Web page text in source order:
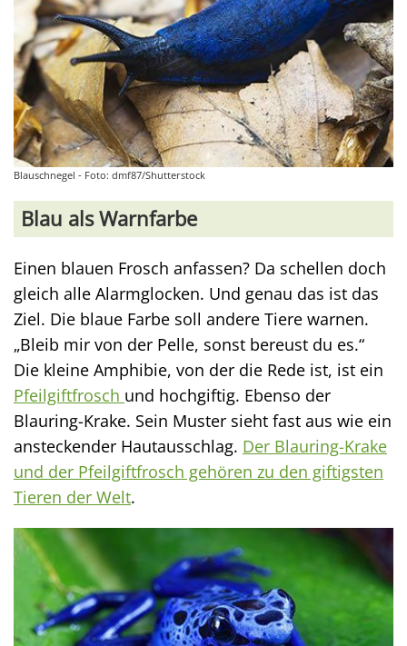
Blauschnegel - Foto: dmf87/Shutterstock
Blau als Warnfarbe
Einen blauen Frosch anfassen? Da schellen doch
gleich alle Alarmglocken. Und genau das ist das
Ziel. Die blaue Farbe soll andere Tiere warnen.
„Bleib mir von der Pelle, sonst bereust du es.“
Die kleine Amphibie, von der die Rede ist, ist ein
Pfeilgiftfrosch und hochgiftig. Ebenso der
Blauring-Krake. Sein Muster sieht fast aus wie ein
ansteckender Hautausschlag. Der Blauring-Krake
und der Pfeilgiftfrosch gehören zu den giftigsten
Tieren der Welt.